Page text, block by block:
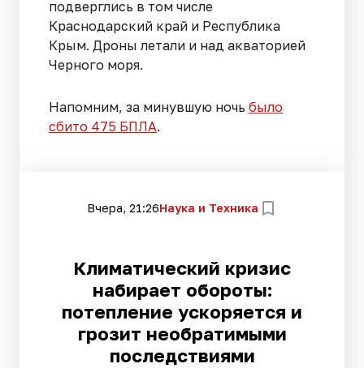
подверглись в том числе
Краснодарский край и Республика
Крым. Дроны летали и над акваторией
Черного моря.
Напомним, за минувшую ночь было
сбито 475 БПЛА.
Вчера, 21:26Наука и Техника
Климатический кризис
набирает обороты:
потепление ускоряется и
грозит необратимыми
последствиями